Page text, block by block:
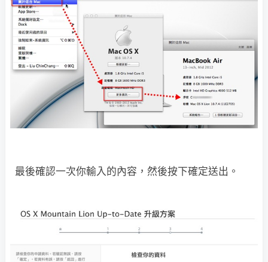
最後確認一次你輸入的內容，然後按下確定送出。